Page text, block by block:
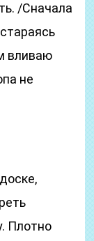
/Сначала
вливаю
не
Плотно